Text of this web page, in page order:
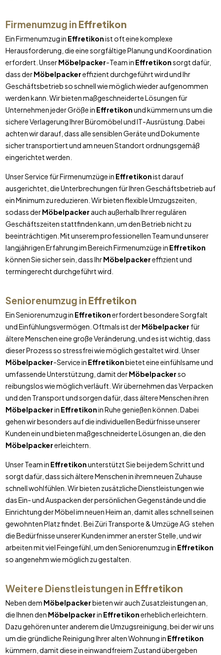
Firmenumzug in Effretikon
Ein Firmenumzug in Effretikonist oft eine komplexe
Herausforderung, die eine sorgfältige Planung und Koordination
erfordert. UnserMöbelpacker-Team in Effretikonsorgt dafür,
dass derMöbelpackereffizient durchgeführt wird und Ihr
Geschäftsbetrieb so schnell wie möglich wieder aufgenommen
werden kann. Wir bieten maßgeschneiderte Lösungen für
Unternehmen jeder Größe in Effretikonund kümmern uns um die
sichere Verlagerung Ihrer Büromöbel und IT-Ausrüstung. Dabei
achten wir darauf, dass alle sensiblen Geräte und Dokumente
sicher transportiert und am neuen Standort ordnungsgemäß
eingerichtet werden.
Unser Service für Firmenumzüge in Effretikonist darauf
ausgerichtet, die Unterbrechungen für Ihren Geschäftsbetrieb auf
ein Minimum zu reduzieren. Wir bieten flexible Umzugszeiten,
sodass derMöbelpacker auch außerhalb Ihrer regulären
Geschäftszeiten stattfinden kann, um den Betrieb nicht zu
beeinträchtigen. Mit unserem professionellen Team und unserer
langjährigen Erfahrung im Bereich Firmenumzüge in Effretikon
können Sie sicher sein, dass IhrMöbelpackereffizient und
termingerecht durchgeführt wird.
Seniorenumzug in Effretikon
Ein Seniorenumzug in Effretikonerfordert besondere Sorgfalt
und Einfühlungsvermögen. Oftmals ist derMöbelpacker für
ältere Menschen eine große Veränderung, und es ist wichtig, dass
dieser Prozess so stressfrei wie möglich gestaltet wird. Unser
Möbelpacker-Service in Effretikonbietet eine einfühlsame und
umfassende Unterstützung, damit derMöbelpackerso
reibungslos wie möglich verläuft. Wir übernehmen das Verpacken
und den Transport und sorgen dafür, dass ältere Menschen ihren
Möbelpackerin Effretikonin Ruhe genießen können. Dabei
gehen wir besonders auf die individuellen Bedürfnisse unserer
Kunden ein und bieten maßgeschneiderte Lösungen an, die den
Möbelpackererleichtern.
Unser Team in Effretikonunterstützt Sie bei jedem Schritt und
sorgt dafür, dass sich ältere Menschen in ihrem neuen Zuhause
schnell wohlfühlen. Wir bieten zusätzliche Dienstleistungen wie
das Ein- und Auspacken der persönlichen Gegenstände und die
Einrichtung der Möbel im neuen Heim an, damit alles schnell seinen
gewohnten Platz findet. Bei Züri Transporte & Umzüge AG stehen
die Bedürfnisse unserer Kunden immer an erster Stelle, und wir
arbeiten mit viel Feingefühl, um den Seniorenumzug in Effretikon
so angenehm wie möglich zu gestalten.
Weitere Dienstleistungen in Effretikon
Neben dem Möbelpackerbieten wir auch Zusatzleistungen an,
die Ihnen den Möbelpackerin Effretikonerheblich erleichtern.
Dazu gehören unter anderem die Umzugsreinigung, bei der wir uns
um die gründliche Reinigung Ihrer alten Wohnung in Effretikon
kümmern, damit diese in einwandfreiem Zustand übergeben